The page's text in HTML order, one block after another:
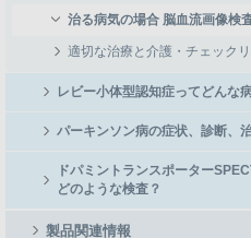
治る病気の場合 脳血流画像検
適切な治療と介護・チェックリ
レビー小体型認知症ってどんな
パーキンソン病の症状、診断、
ドパミントランスポーター
どのような検査？
製品関連情報